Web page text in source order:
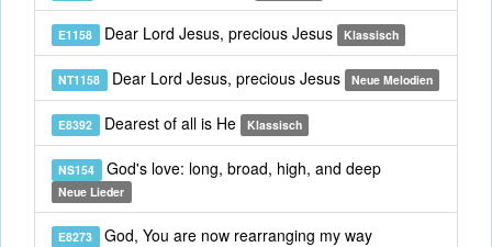
E1158 Dear Lord Jesus, precious Jesus Klassisch
NT1158 Dear Lord Jesus, precious Jesus Neue Melodien
E8392 Dearest of all is He Klassisch
NS154 God's love: long, broad, high, and deep
Neue Lieder
E8273 God, You are now rearranging my way